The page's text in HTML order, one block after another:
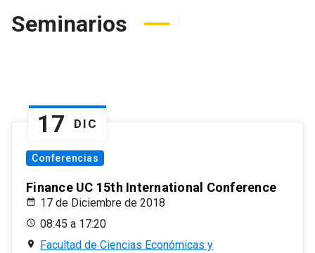
Seminarios
17 DIC
Conferencias
Finance UC 15th International Conference
17 de Diciembre de 2018
08:45 a 17:20
Facultad de Ciencias Económicas y